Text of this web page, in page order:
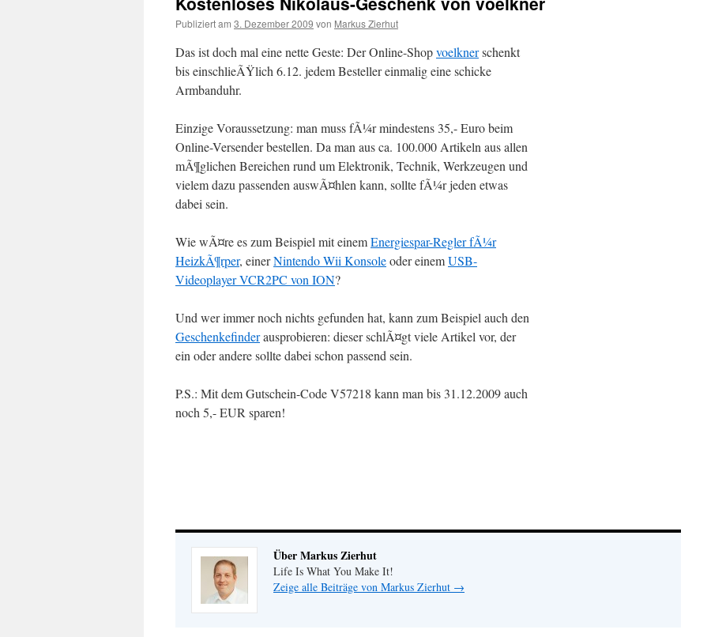
Publiziert am 3. Dezember 2009 von Markus Zierhut
Das ist doch mal eine nette Geste: Der Online-Shopvoelknerschenkt
bis einschlieÃŸlich 6.12. jedem Besteller einmalig eine schicke
Armbanduhr.
Einzige Voraussetzung: man muss fÃ¼r mindestens 35,- Euro beim
Online-Versender bestellen. Da man aus ca. 100.000 Artikeln aus allen
mÃ¶glichen Bereichen rund um Elektronik, Technik, Werkzeugen und
vielem dazu passenden auswÃ¤hlen kann, sollte fÃ¼r jeden etwas
dabei sein.
Wie wÃ¤re es zum Beispiel mit einemEnergiespar-Regler fÃ¼r
HeizkÃ¶rper, einerNintendo Wii Konsoleoder einemUSB-
Videoplayer VCR2PC von ION?
Und wer immer noch nichts gefunden hat, kann zum Beispiel auch den
Geschenkefinderausprobieren: dieser schlÃ¤gt viele Artikel vor, der
ein oder andere sollte dabei schon passend sein.
P.S.: Mit dem Gutschein-Code V57218 kann man bis 31.12.2009 auch
noch 5,- EUR sparen!
Über Markus Zierhut
Life Is What You Make It!
Zeige alle Beiträge von Markus Zierhut →